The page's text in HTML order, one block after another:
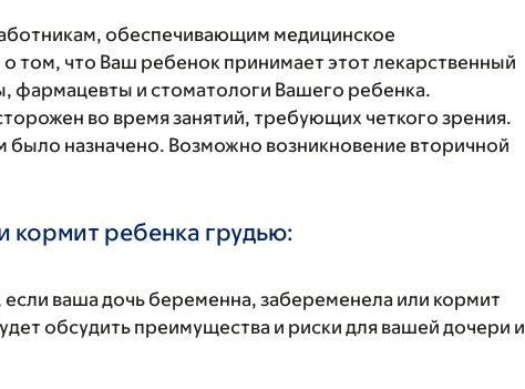
обеспечивающим медицинское
том, что Ваш ребенок принимает этот лекарственный
фармацевты и стоматологи Вашего ребенка.
во время занятий, требующих четкого зрения.
было назначено. Возможно возникновение вторичной
кормит ребенка грудью:
ваша дочь беременна, забеременела или кормит
обсудить преимущества и риски для вашей дочери и